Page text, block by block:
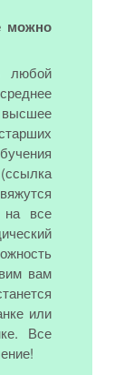
можно
любой
на все
вам
или
Все